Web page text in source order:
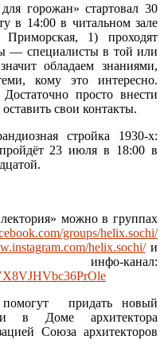
горожан» стартовал 30
в 14:00 в читальном зале
1) проходят
— специалисты в той или
обладаем знаниями,
кому это интересно.
просто внести
оставить свои контакты.
стройка 1930-х:
пройдёт 23 июля в 18:00 в
можно в группах
groups/helix.sochi/
helix.sochi/и
канал:
помогут придать новый
в Доме архитектора
Союза архитекторов